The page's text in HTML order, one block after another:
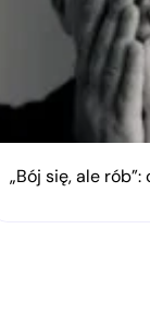
„Bój się, ale